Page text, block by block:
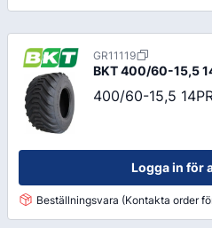
GR11119
BKT400/60-15,5
400/60-15,5
Logga in för
Beställningsvara (Kontakta order